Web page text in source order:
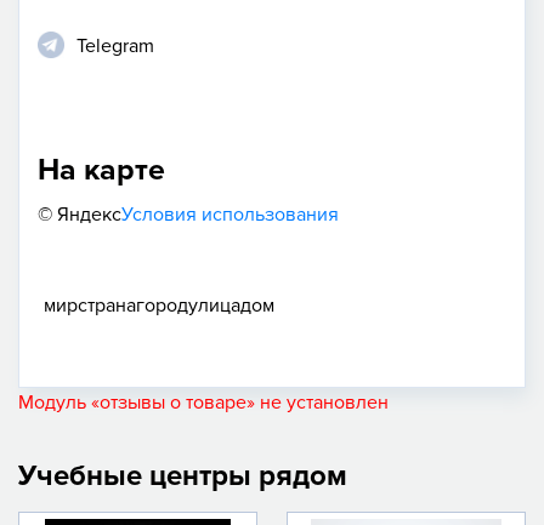
Telegram
На карте
© ЯндексУсловия использования
мирстранагородулицадом
Модуль «отзывы о товаре» не установлен
Учебные центры рядом